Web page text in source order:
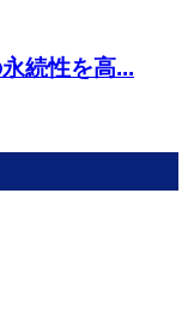
続性を高...